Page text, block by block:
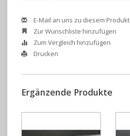
E-Mail an uns zu diesem Produkt
Zur Wunschliste hinzufügen
Zum Vergleich hinzufügen
Drucken
Ergänzende Produkte